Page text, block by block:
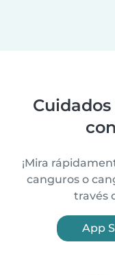
¡Mira
canguros o
través
App